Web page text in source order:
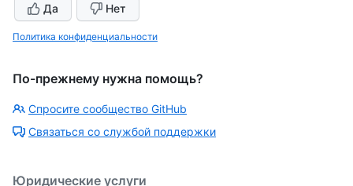
Да Нет
Политика конфиденциальности
По-прежнему нужна помощь?
Спросите сообщество GitHub
Связаться со службой поддержки
Юридические услуги